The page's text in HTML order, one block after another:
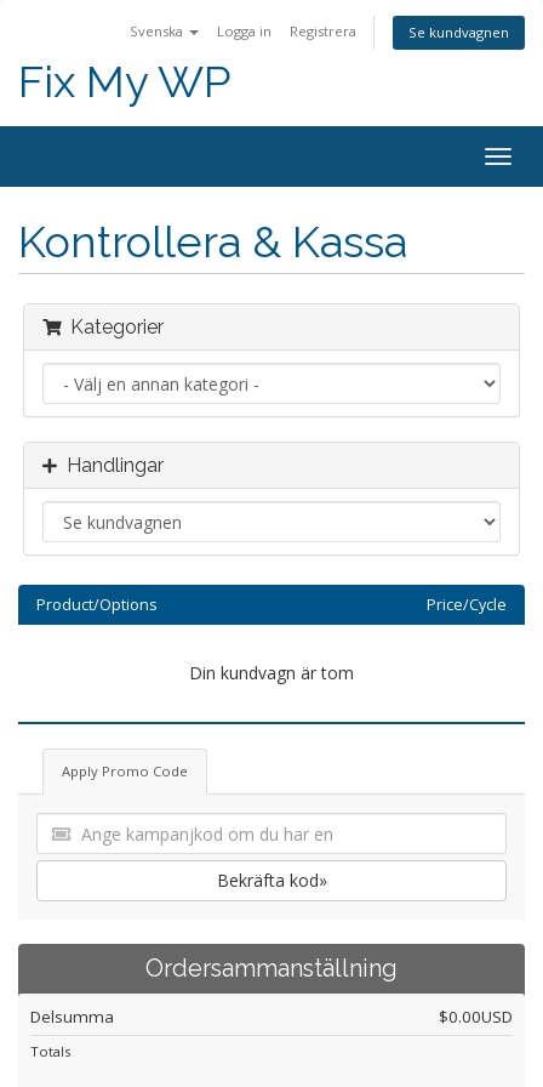
Svenska Logga in Registrera Se kundvagnen
Fix My WP
Kontrollera & Kassa
Kategorier
Handlingar
Product/Options Price/Cycle
Din kundvagn är tom
Apply Promo Code
Bekräfta kod»
Ordersammanställning
Delsumma $0.00USD
Totals